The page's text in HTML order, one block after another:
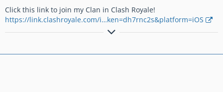
Captain Joey Stats:
Momentanes Level: 12
Max. Trophäen: 4.679
Click this link to join my Clan in Clash Royale!
https://link.clashroyale.com/i…ken=dh7rnc2s&platform=iOS
epicshockzzcr.weebly.com